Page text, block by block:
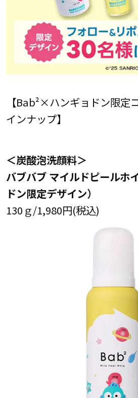
【Bab²×ハンギョドン限定
インナップ】
＜炭酸泡洗顔料＞
バブバブ マイルドピールホ
ドン限定デザイン）
130ｇ/1,980円(税込)